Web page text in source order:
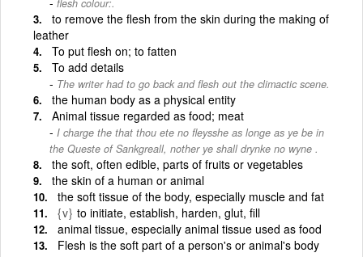
flesh colour:.
to remove the flesh from the skin during the making of
leather
To put flesh on; to fatten
To add details
The writer had to go back and flesh out the climactic scene.
the human body as a physical entity
Animal tissue regarded as food; meat
I charge the that thou ete no fleysshe as longe as ye be in
the Queste of Sankgreall, nother ye shall drynke no wyne .
the soft, often edible, parts of fruits or vegetables
the skin of a human or animal
the soft tissue of the body, especially muscle and fat
{v} to initiate, establish, harden, glut, fill
animal tissue, especially animal tissue used as food
Flesh is the soft part of a person's or animal's body